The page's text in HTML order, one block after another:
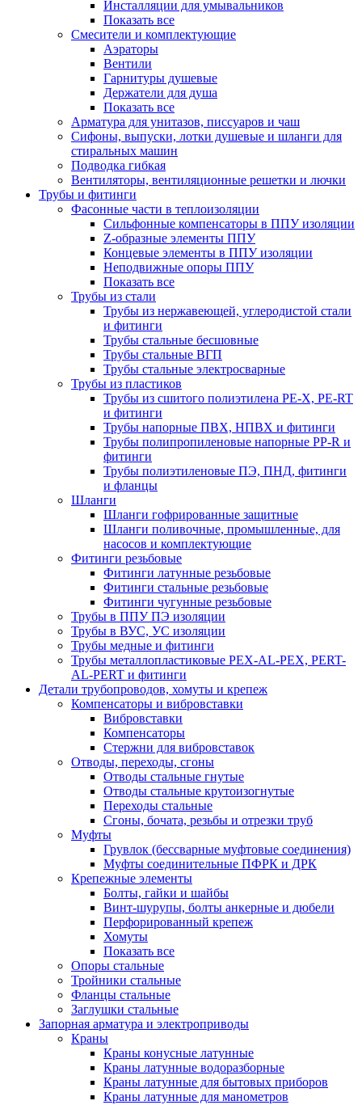
Инсталляции для умывальников
Показать все
Смесители и комплектующие
Аэраторы
Вентили
Гарнитуры душевые
Держатели для душа
Показать все
Арматура для унитазов, писсуаров и чаш
Сифоны, выпуски, лотки душевые и шланги для
стиральных машин
Подводка гибкая
Вентиляторы, вентиляционные решетки и лючки
Трубы и фитинги
Фасонные части в теплоизоляции
Cильфонные компенсаторы в ППУ изоляции
Z-образные элементы ППУ
Концевые элементы в ППУ изоляции
Неподвижные опоры ППУ
Показать все
Трубы из стали
Трубы из нержавеющей, углеродистой стали
и фитинги
Трубы стальные бесшовные
Трубы стальные ВГП
Трубы стальные электросварные
Трубы из пластиков
Трубы из сшитого полиэтилена PE-X, PE-RT
и фитинги
Трубы напорные ПВХ, НПВХ и фитинги
Трубы полипропиленовые напорные PP-R и
фитинги
Трубы полиэтиленовые ПЭ, ПНД, фитинги
и фланцы
Шланги
Шланги гофрированные защитные
Шланги поливочные, промышленные, для
насосов и комплектующие
Фитинги резьбовые
Фитинги латунные резьбовые
Фитинги стальные резьбовые
Фитинги чугунные резьбовые
Трубы в ППУ ПЭ изоляции
Трубы в ВУС, УС изоляции
Трубы медные и фитинги
Трубы металлопластиковые PEX-AL-PEX, PERT-
AL-PERT и фитинги
Детали трубопроводов, хомуты и крепеж
Компенсаторы и вибровставки
Вибровставки
Компенсаторы
Стержни для вибровставок
Отводы, переходы, сгоны
Отводы стальные гнутые
Отводы стальные крутоизогнутые
Переходы стальные
Сгоны, бочата, резьбы и отрезки труб
Муфты
Грувлок (бессварные муфтовые соединения)
Муфты соединительные ПФРК и ДРК
Крепежные элементы
Болты, гайки и шайбы
Винт-шурупы, болты анкерные и дюбели
Перфорированный крепеж
Хомуты
Показать все
Опоры стальные
Тройники стальные
Фланцы стальные
Заглушки стальные
Запорная арматура и электроприводы
Краны
Краны конусные латунные
Краны латунные водоразборные
Краны латунные для бытовых приборов
Краны латунные для манометров